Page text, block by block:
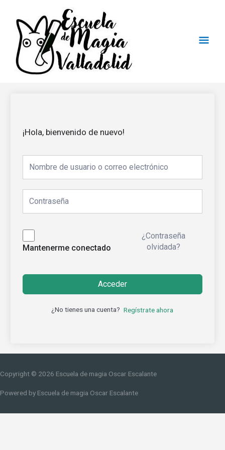
contenido
¡Hola, bienvenido de nuevo!
Mantenerme conectado
¿Contraseña
olvidada?
Acceder
¿No tienes una cuenta? Regístrate ahora
Copyright © 2026 Escuela de magia Oscar Escalante
Powered by Escuela de magia Oscar Escalante